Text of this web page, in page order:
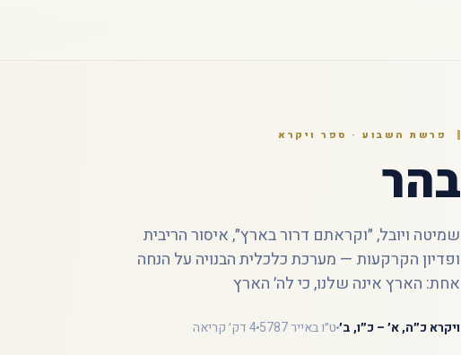
פרשת השבוע · ספר ויקרא
בהר
שמיטה ויובל, ״וקראתם דרור בארץ״, איסור הריבית
ופדיון הקרקעות — מערכת כלכלית הבנויה על הנחה
אחת: הארץ אינה שלנו, כי לה׳ הארץ
ויקרא כ״ה, א׳ – כ״ו, ב׳ט״ו באייר 5787 4 דק׳ קריאה